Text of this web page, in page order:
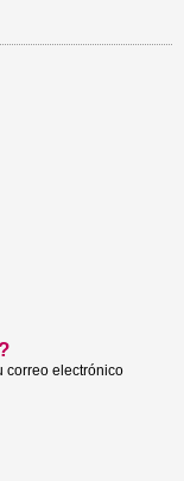
correo electrónico